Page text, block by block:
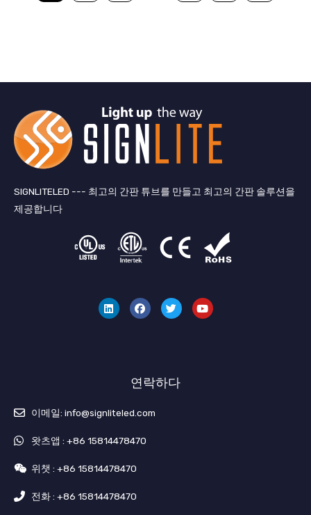
SIGNLITELED --- 최고의 간판 튜브를 만들고 최고의 간판 솔루션을
제공합니다
드
인
스
북
귀
다
브
연락하다
이메일: info@signliteled.com
왓츠앱 : +86 15814478470
위챗 : +86 15814478470
전화 : +86 15814478470